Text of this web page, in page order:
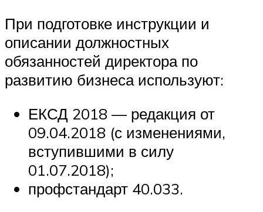
При подготовке инструкции и
описании должностных
обязанностей директора по
развитию бизнеса используют:
ЕКСД 2018 — редакция от
09.04.2018 (с изменениями,
вступившими в силу
01.07.2018);
профстандарт 40.033.